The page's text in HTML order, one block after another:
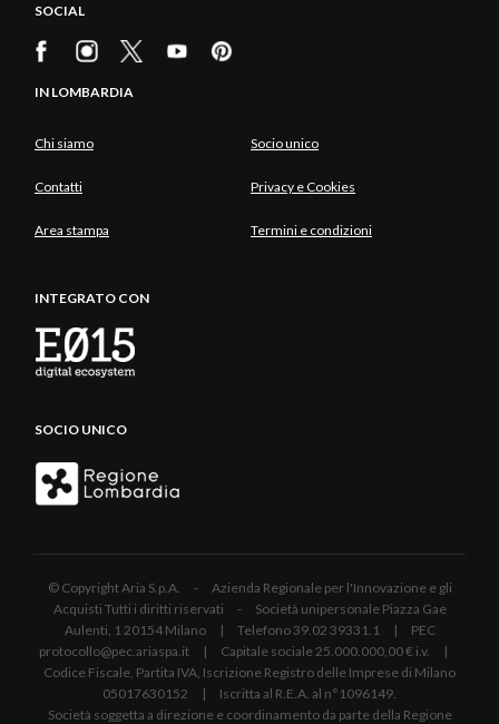
SOCIAL
IN LOMBARDIA
Chi siamo Socio unico
Contatti Privacy e Cookies
Area stampa Termini e condizioni
INTEGRATO CON
SOCIO UNICO
© Copyright Aria S.p.A. - Azienda Regionale per l'Innovazione e gli
Acquisti Tutti i diritti riservati - Società unipersonale Piazza Gae
Aulenti, 1 20154 Milano | Telefono 39.02 39331.1 | PEC
protocollo@pec.ariaspa.it | Capitale sociale 25.000.000,00 € i.v. |
Codice Fiscale, Partita IVA, Iscrizione Registro delle Imprese di Milano
05017630152 | Iscritta al R.E.A. al n°1096149.
Società soggetta a direzione e coordinamento da parte della Regione